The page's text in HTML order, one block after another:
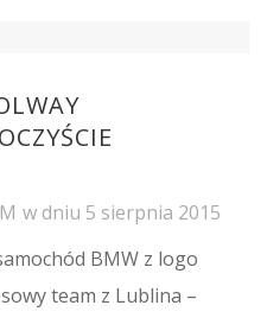
w dniu 5 sierpnia 2015
BMW z logo
team z Lublina –